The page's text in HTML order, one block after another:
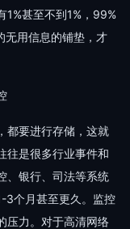
1%甚至不到1%，99%
无用信息的铺垫，才
要进行存储，这就
往是很多行业事件和
、银行、司法等系统
3个月甚至更久。监控
压力。对于高清网络